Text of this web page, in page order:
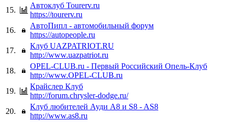
15.
Автоклуб Tourerv.ru
https://tourerv.ru
16.
АвтоПипл - автомобильный форум
https://autopeople.ru
17.
Клуб UAZPATRIOT.RU
http://www.uazpatriot.ru
18.
OPEL-CLUB.ru - Первый Российский Опель-Клуб
http://www.OPEL-CLUB.ru
19.
Крайслер Клуб
http://forum.chrysler-dodge.ru/
20.
Клуб любителей Ауди А8 и S8 - AS8
http://www.as8.ru